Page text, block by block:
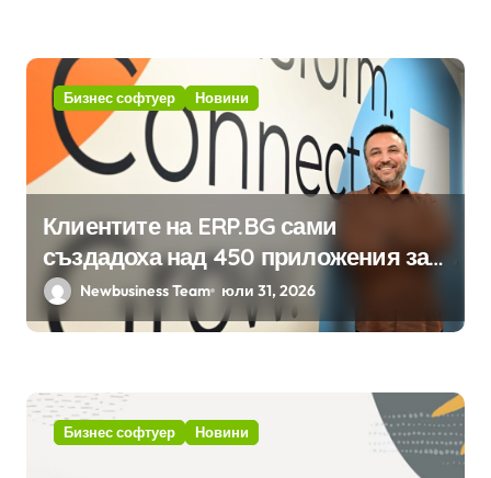
Бизнес софтуер Новини
Клиентите на ERP.BG сами
създадоха над 450 приложения за
ERP системата с помощта на
вградения в нея изкуствен
Newbusiness Team юли 31, 2026
Бизнес софтуер Новини